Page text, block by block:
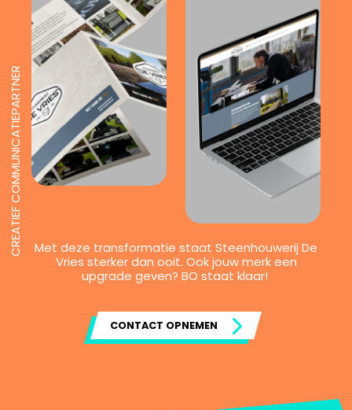
CREATIEF COMMUNICATIEPARTNER
Met deze transformatie staat Steenhouwerij De
Vries sterker dan ooit. Ook jouw merk een
upgrade geven? BO staat klaar!
CONTACT OPNEMEN